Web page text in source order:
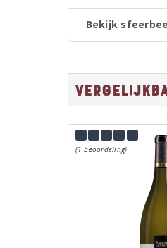
Bekijk
(1 beoordeling)